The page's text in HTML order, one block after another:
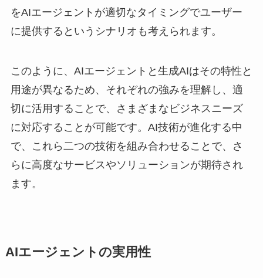
をAIエージェントが適切なタイミングでユーザー
に提供するというシナリオも考えられます。
このように、AIエージェントと生成AIはその特性と
用途が異なるため、それぞれの強みを理解し、適
切に活用することで、さまざまなビジネスニーズ
に対応することが可能です。AI技術が進化する中
で、これら二つの技術を組み合わせることで、さ
らに高度なサービスやソリューションが期待され
ます。
AIエージェントの実用性